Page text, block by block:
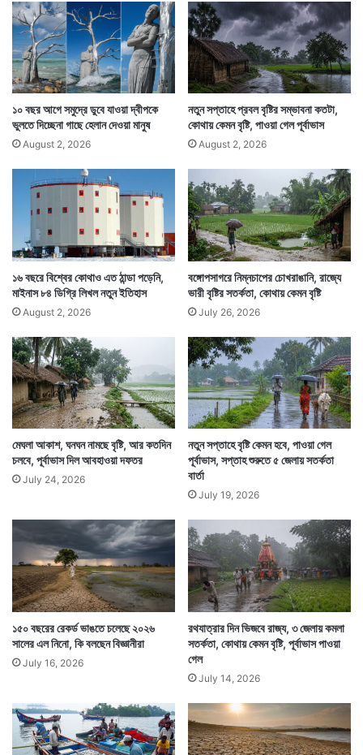
মহারাষ্ট্র থেকে গুজরাট, অসম থেকে পশ্চিমবঙ্গ থেকে উত্তরাখণ্ড
এবং নানা রাজ্যে গত কয়েকদিনে যথেষ্ট বৃষ্টি হয়েছে। মহারাষ্ট্রে
বানভাসি পরিস্থিতি তৈরি হয়। অসমে বন্যা হয়।
অরুণাচল প্রদেশে অতিবৃষ্টিতে পরিস্থিতি ঘোরাল আকার নেয়।
উত্তরাখণ্ডে পরিস্থিতি অনেক জায়গায় রীতিমত ভয়ংকর। বর্ষার
এই প্রবণতা যদি বজায় থাকে তাহলে এল নিনো-র প্রভাব সেভাবে
নজর কাড়তে পারবেনা।
৬
টু
না
১০ বছর আগে সমুদ্রে ডুবে যাওয়া দ্বীপকে
ভুলতে দিচ্ছেনা গাছে হেলান দেওয়া মানুষ
August 2, 2026
নতুন সপ্তাহে প্রবল বৃষ্টির সম্ভাবনা কতটা,
কোথায় কেমন বৃষ্টি, পাওয়া গেল পূর্বাভাস
August 2, 2026
১৬ বছরে বিশ্বের কোথাও এত ঠান্ডা পড়েনি,
মাইনাস ৮৪ ডিগ্রি লিখল নতুন ইতিহাস
August 2, 2026
বঙ্গোপসাগরে নিম্নচাপের চোখরাঙানি, রাজ্যে
ভারী বৃষ্টির সতর্কতা, কোথায় কেমন বৃষ্টি
July 26, 2026
মেঘলা আকাশ, ঘনঘন নামছে বৃষ্টি, আর কতদিন
চলবে, পূর্বাভাস দিল আবহাওয়া দফতর
July 24, 2026
নতুন সপ্তাহে বৃষ্টি কেমন হবে, পাওয়া গেল
পূর্বাভাস, সপ্তাহ শুরুতে ৫ জেলায় সতর্কতা
বার্তা
July 19, 2026
১৫০ বছরের রেকর্ড ভাঙতে চলেছে ২০২৬
সালের এল নিনো, কি বলছেন বিজ্ঞানীরা
July 16, 2026
রথযাত্রার দিন ভিজবে রাজ্য, ৩ জেলায় কমলা
সতর্কতা, কোথায় কেমন বৃষ্টি, পূর্বাভাস পাওয়া
গেল
July 14, 2026